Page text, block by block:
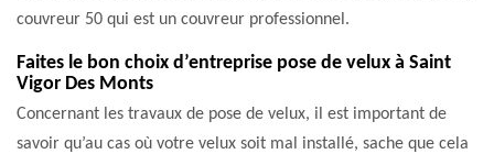
couvreur 50 qui est un couvreur professionnel.
Faites le bon choix d’entreprise pose de velux à Saint
Vigor Des Monts
Concernant les travaux de pose de velux, il est important de
savoir qu’au cas où votre velux soit mal installé, sache que cela